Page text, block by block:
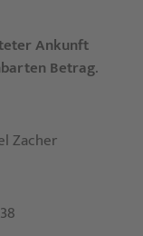
Ankunft
Betrag.
Zacher